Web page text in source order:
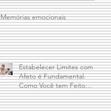
Memórias emocionais
Estabelecer Limites com
Afeto é Fundamental.
Como Você tem Feito
Isto?